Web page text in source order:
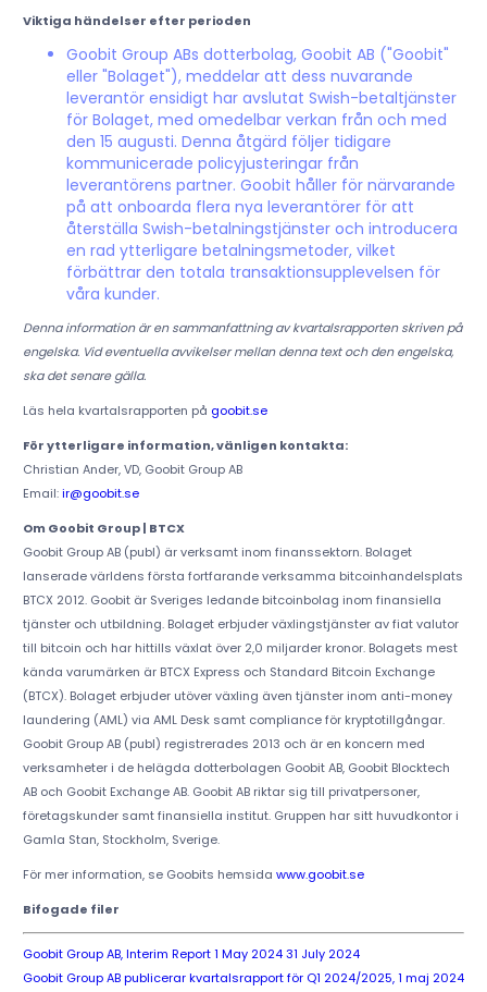
Viktiga händelser efter perioden
Goobit Group ABs dotterbolag, Goobit AB ("Goobit"
eller "Bolaget"), meddelar att dess nuvarande
leverantör ensidigt har avslutat Swish-betaltjänster
för Bolaget, med omedelbar verkan från och med
den 15 augusti. Denna åtgärd följer tidigare
kommunicerade policyjusteringar från
leverantörens partner. Goobit håller för närvarande
på att onboarda flera nya leverantörer för att
återställa Swish-betalningstjänster och introducera
en rad ytterligare betalningsmetoder, vilket
förbättrar den totala transaktionsupplevelsen för
våra kunder.
Denna information är en sammanfattning av kvartalsrapporten skriven på
engelska. Vid eventuella avvikelser mellan denna text och den engelska,
ska det senare gälla.
Läs hela kvartalsrapporten på goobit.se
För ytterligare information, vänligen kontakta:
Christian Ander, VD, Goobit Group AB
Email:ir@goobit.se
Om Goobit Group | BTCX
Goobit Group AB (publ) är verksamt inom finanssektorn. Bolaget
lanserade världens första fortfarande verksamma bitcoinhandelsplats
BTCX 2012. Goobit är Sveriges ledande bitcoinbolag inom finansiella
tjänster och utbildning. Bolaget erbjuder växlingstjänster av fiat valutor
till bitcoin och har hittills växlat över 2,0 miljarder kronor. Bolagets mest
kända varumärken är BTCX Express och Standard Bitcoin Exchange
(BTCX). Bolaget erbjuder utöver växling även tjänster inom anti-money
laundering (AML) via AML Desk samt compliance för kryptotillgångar.
Goobit Group AB (publ) registrerades 2013 och är en koncern med
verksamheter i de helägda dotterbolagen Goobit AB, Goobit Blocktech
AB och Goobit Exchange AB. Goobit AB riktar sig till privatpersoner,
företagskunder samt finansiella institut. Gruppen har sitt huvudkontor i
Gamla Stan, Stockholm, Sverige.
För mer information, se Goobits hemsida www.goobit.se
Bifogade filer
Goobit Group AB, Interim Report 1 May 2024 31 July 2024
Goobit Group AB publicerar kvartalsrapport för Q1 2024/2025, 1 maj 2024